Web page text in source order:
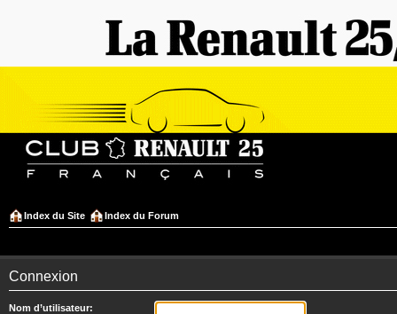
Index du Site Index du Forum
Connexion
Nom d’utilisateur: